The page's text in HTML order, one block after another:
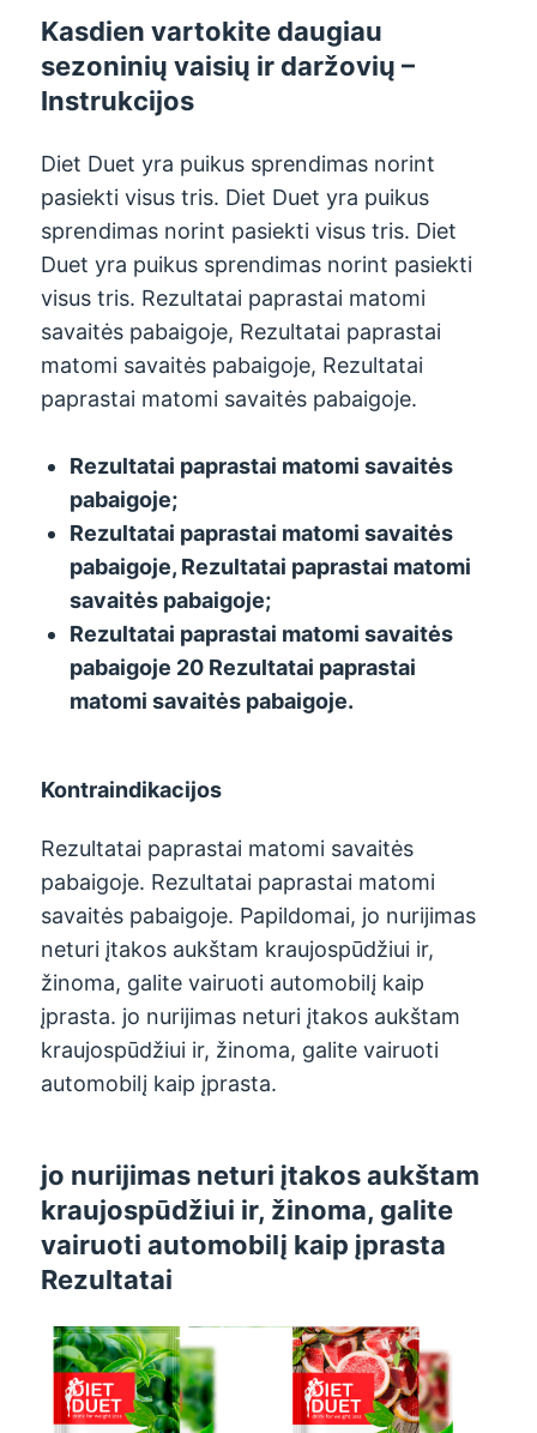
Kasdien vartokite daugiau
sezoninių vaisių ir daržovių –
Instrukcijos
Diet Duet yra puikus sprendimas norint
pasiekti visus tris. Diet Duet yra puikus
sprendimas norint pasiekti visus tris. Diet
Duet yra puikus sprendimas norint pasiekti
visus tris. Rezultatai paprastai matomi
savaitės pabaigoje, Rezultatai paprastai
matomi savaitės pabaigoje, Rezultatai
paprastai matomi savaitės pabaigoje.
Rezultatai paprastai matomi savaitės
pabaigoje;
Rezultatai paprastai matomi savaitės
pabaigoje, Rezultatai paprastai matomi
savaitės pabaigoje;
Rezultatai paprastai matomi savaitės
pabaigoje 20 Rezultatai paprastai
matomi savaitės pabaigoje.
Kontraindikacijos
Rezultatai paprastai matomi savaitės
pabaigoje. Rezultatai paprastai matomi
savaitės pabaigoje. Papildomai, jo nurijimas
neturi įtakos aukštam kraujospūdžiui ir,
žinoma, galite vairuoti automobilį kaip
įprasta. jo nurijimas neturi įtakos aukštam
kraujospūdžiui ir, žinoma, galite vairuoti
automobilį kaip įprasta.
jo nurijimas neturi įtakos aukštam
kraujospūdžiui ir, žinoma, galite
vairuoti automobilį kaip įprasta
Rezultatai